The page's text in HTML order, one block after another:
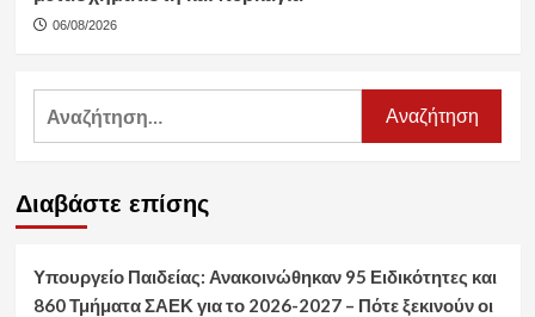
06/08/2026
Διαβάστε επίσης
Υπουργείο Παιδείας: Ανακοινώθηκαν 95 Ειδικότητες και
860 Τμήματα ΣΑΕΚ για το 2026-2027 – Πότε ξεκινούν οι